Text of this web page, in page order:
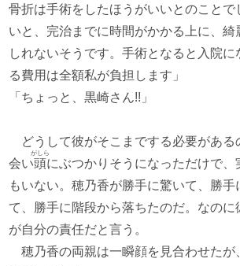
骨折は手術をしたほうがいいとのことで
いと、完治までに時間がかかる上に、綺
しれないそうです。手術となると入院
る費用は全額私が負担します」
「ちょっと、黒崎さん!!」
どうして彼がそこまでする必要がある
会い頭
がしら
にぶつかりそうになっただけで、
もいない。穂乃香が勝手に驚いて、勝手
て、勝手に階段から落ちたのだ。なのに
が自分の責任だと言う。
穂乃香の両親は一瞬顔を見合わせたが